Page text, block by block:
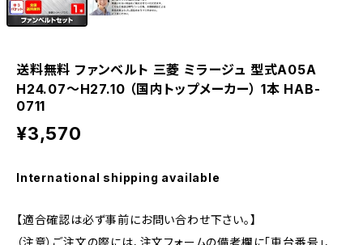
送料無料 ファンベルト 三菱 ミラージュ 型式A05A
H24.07～H27.10 （国内トップメーカー） 1本 HAB-
0711
¥3,570
International shipping available
【適合確認は必ず事前にお問い合わせ下さい。】
（注意）ご注文の際には、注文フォームの備考欄に「車台番号」、